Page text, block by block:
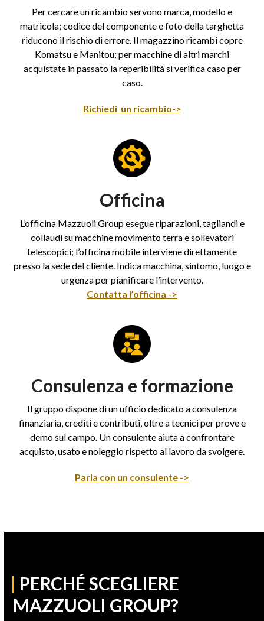
Per cercare un ricambio servono marca, modello e
matricola; codice del componente e foto della targhetta
riducono il rischio di errore. Il magazzino ricambi copre
Komatsu e Manitou; per macchine di altri marchi
acquistate in passato la reperibilità si verifica caso per
caso.
Richiedi un ricambio->
Officina
L’officina Mazzuoli Group esegue riparazioni, tagliandi e
collaudi su macchine movimento terra e sollevatori
telescopici; l’officina mobile interviene direttamente
presso la sede del cliente. Indica macchina, sintomo, luogo e
urgenza per pianificare l’intervento.
Contatta l’officina ->
Consulenza e formazione
Il gruppo dispone di un ufficio dedicato a consulenza
finanziaria, crediti e contributi, oltre a tecnici per prove e
demo sul campo. Un consulente aiuta a confrontare
acquisto, usato e noleggio rispetto al lavoro da svolgere.
Parla con un consulente ->
| PERCHÉ SCEGLIERE
MAZZUOLI GROUP?